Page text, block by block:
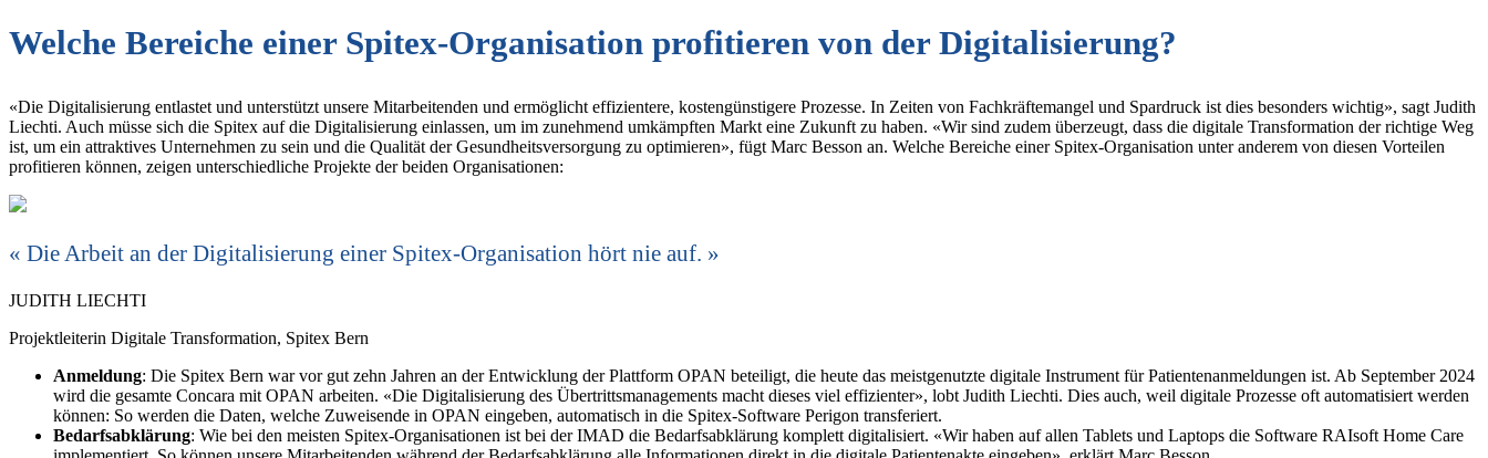
­Welche Bereiche einer Spitex-Organisation profitieren von der Digitalisierung?
«Die Digitalisierung entlastet und unterstützt unsere Mitarbeitenden und ermöglicht effizientere, kostengünstigere Prozesse. In Zeiten von Fachkräftemangel und Spardruck ist dies besonders wichtig», sagt Judith
Liechti. Auch müsse sich die Spitex auf die Digitalisierung ­einlassen, um im zunehmend umkämpften Markt eine Zukunft zu haben. «Wir sind zudem überzeugt, dass die digitale Transformation der richtige Weg
ist, um ein attraktives Unternehmen zu sein und die Qualität der Gesundheitsversorgung zu optimieren», fügt Marc Besson an. Welche Bereiche einer Spitex-Organisation unter anderem von diesen Vorteilen
profitieren können, zeigen unterschiedliche Projekte der beiden Organisationen:
Die Arbeit an der Digitalisierung einer Spitex-Organisation hört nie auf.
JUDITH LIECHTI
Projektleiterin Digitale Transformation, Spitex Bern
Anmeldung: Die Spitex Bern war vor gut zehn Jahren an der Entwicklung der Plattform OPAN beteiligt, die heute das meistgenutzte digitale Instrument für Patientenanmeldungen ist. Ab September 2024
wird die gesamte Concara mit OPAN arbeiten. «Die Digitalisierung des Übertrittsmanagements macht dieses viel effizienter», lobt Judith Liechti. Dies auch, weil digitale Prozesse oft automatisiert werden
können: So werden die Daten, welche Zuweisende in OPAN eingeben, automatisch in die Spitex-Software Perigon transferiert.
Bedarfsabklärung: Wie bei den meisten Spitex-Organisationen ist bei der IMAD die Bedarfsabklärung komplett digitalisiert. «Wir haben auf allen Tablets und Laptops die Software RAIsoft Home Care